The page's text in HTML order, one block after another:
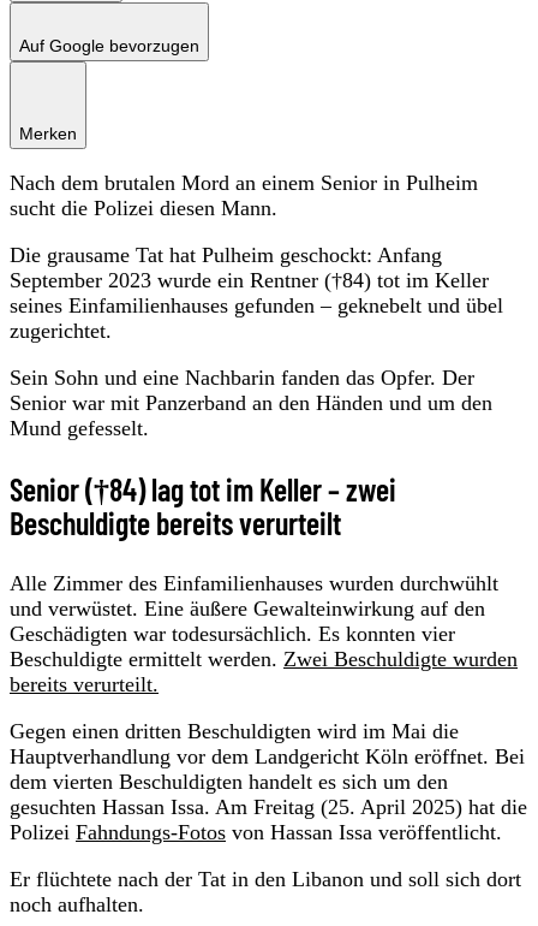
Auf Google bevorzugen
Merken
Nach dem brutalen Mord an einem Senior in Pulheim
sucht die Polizei diesen Mann.
Die grausame Tat hat Pulheim geschockt: Anfang
September 2023 wurde ein Rentner (†84) tot im Keller
seines Einfamilienhauses gefunden – geknebelt und übel
zugerichtet.
Sein Sohn und eine Nachbarin fanden das Opfer. Der
Senior war mit Panzerband an den Händen und um den
Mund gefesselt.
Senior (†84) lag tot im Keller – zwei
Beschuldigte bereits verurteilt
Alle Zimmer des Einfamilienhauses wurden durchwühlt
und verwüstet. Eine äußere Gewalteinwirkung auf den
Geschädigten war todesursächlich. Es konnten vier
Beschuldigte ermittelt werden. Zwei Beschuldigte wurden
bereits verurteilt.
Gegen einen dritten Beschuldigten wird im Mai die
Hauptverhandlung vor dem Landgericht Köln eröffnet. Bei
dem vierten Beschuldigten handelt es sich um den
gesuchten Hassan Issa. Am Freitag (25. April 2025) hat die
Polizei Fahndungs-Fotos von Hassan Issa veröffentlicht.
Er flüchtete nach der Tat in den Libanon und soll sich dort
noch aufhalten.